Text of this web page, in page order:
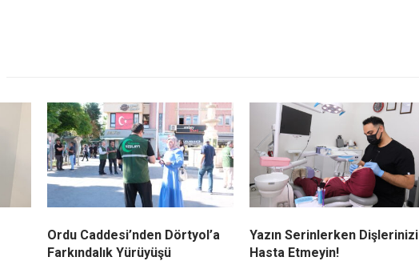
Ordu Caddesi’nden Dörtyol’a
Farkındalık Yürüyüşü
Yazın Serinlerken Dişlerinizi
Hasta Etmeyin!